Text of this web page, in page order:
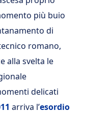
più buio
di
romano,
alla svelta le
delicati
arriva l’esordio